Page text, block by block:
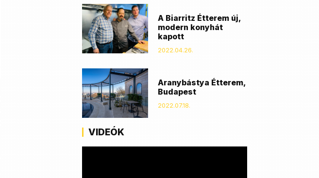
A Biarritz Étterem új,
modern konyhát
kapott
2022.04.26.
Aranybástya Étterem,
Budapest
2022.07.18.
VIDEÓK